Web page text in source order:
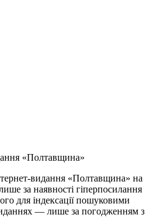
«Полтавщина»
видання «Полтавщина» на
за наявності гіперпосилання
для індексації пошуковими
— лише за погодженням з